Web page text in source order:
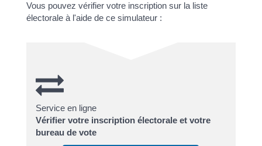
Vous pouvez vérifier votre inscription sur la liste
électorale à l'aide de ce simulateur :
Service en ligne
Vérifier votre inscription électorale et votre
bureau de vote